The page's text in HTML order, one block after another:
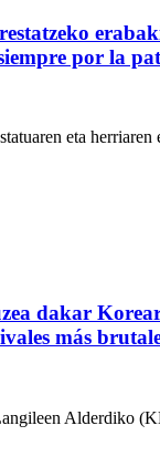
por la
eta
dakar
más
Alderdiko